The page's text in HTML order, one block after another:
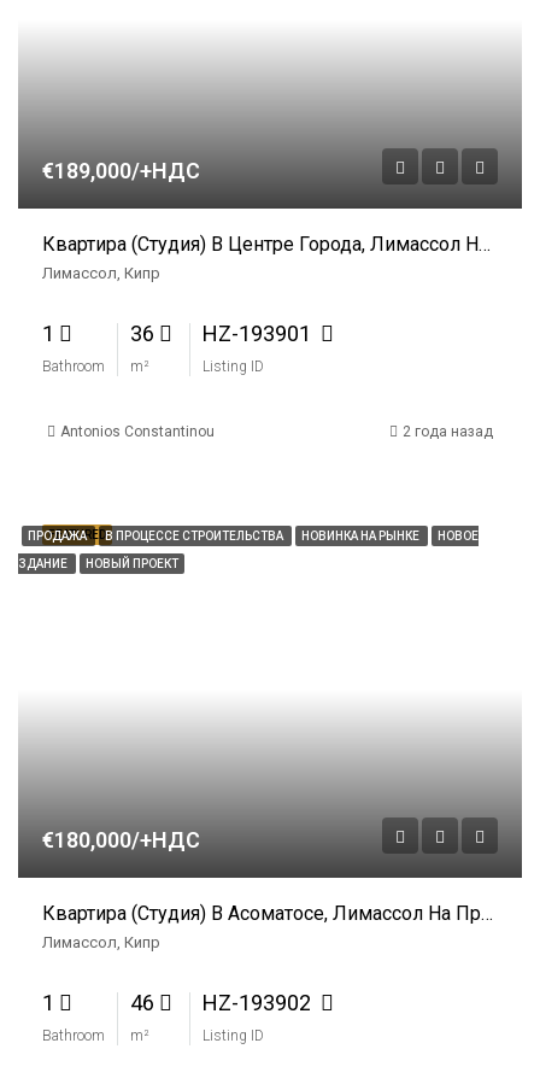
€189,000/+НДС
Квартира (студия) В Центре Города, Лимассол На Продажу
Лимассол, Кипр
1
Bathroom
36
m²
HZ-193901
Listing ID
Antonios Constantinou 2 года назад
FEATURED
ПРОДАЖА В ПРОЦЕССЕ СТРОИТЕЛЬСТВА НОВИНКА НА РЫНКЕ НОВОЕ
ЗДАНИЕ НОВЫЙ ПРОЕКТ
€180,000/+НДС
Квартира (студия) В Асоматосе, Лимассол На Продажу
Лимассол, Кипр
1
Bathroom
46
m²
HZ-193902
Listing ID